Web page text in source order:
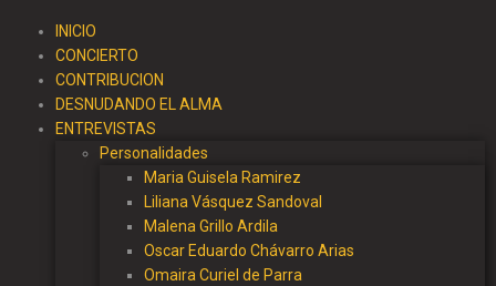
INICIO
CONCIERTO
CONTRIBUCION
DESNUDANDO EL ALMA
ENTREVISTAS
Personalidades
Maria Guisela Ramirez
Liliana Vásquez Sandoval
Malena Grillo Ardila
Oscar Eduardo Chávarro Arias
Omaira Curiel de Parra